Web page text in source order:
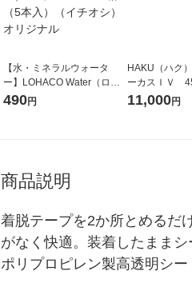
【水・ミネラルウォータ
ー】LOHACO Water（ロハ
コウォーター）2L ラベルレ
490円
HAKU（ハク
ーカスＩＶ
堂 おまけ付き
11,000円
商品説明
着脱テープを2か所とめるだ
がなく快適。装着したまま
ポリプロピレン製高透明シー